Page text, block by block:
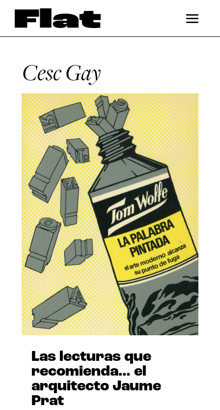
Cesc Gay
Las lecturas que
recomienda… el
arquitecto Jaume
Prat